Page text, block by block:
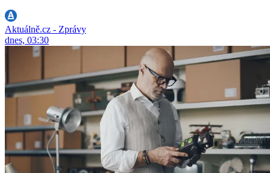
Aktuálně.cz - Zprávy
dnes, 03:30